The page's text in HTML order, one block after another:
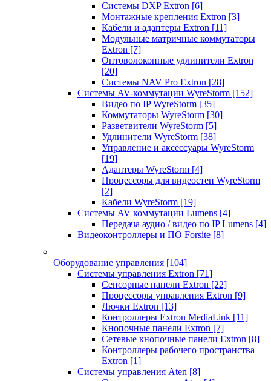
Системы DXP Extron [6]
Монтажные крепления Extron [3]
Кабели и адаптеры Extron [11]
Модульные матричные коммутаторы
Extron [7]
Оптоволоконные удлинители Extron
[20]
Системы NAV Pro Extron [28]
Системы AV-коммутации WyreStorm [152]
Видео по IP WyreStorm [35]
Коммутаторы WyreStorm [30]
Разветвители WyreStorm [5]
Удлинители WyreStorm [38]
Управление и аксессуары WyreStorm
[19]
Адаптеры WyreStorm [4]
Процессоры для видеостен WyreStorm
[2]
Кабели WyreStorm [19]
Системы AV коммутации Lumens [4]
Передача аудио / видео по IP Lumens [4]
Видеоконтроллеры и ПО Forsite [8]
Оборудование управления [104]
Системы управления Extron [71]
Сенсорные панели Extron [22]
Процессоры управления Extron [9]
Лючки Extron [13]
Контроллеры Extron MediaLink [11]
Кнопочные панели Extron [7]
Сетевые кнопочные панели Extron [8]
Контроллеры рабочего пространства
Extron [1]
Системы управления Aten [8]